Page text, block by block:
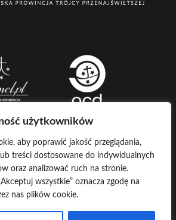
użytkowników
aby poprawić jakość przeglądania,
treści dostosowane do indywidualnych
oraz analizować ruch na stronie.
wszystkie” oznacza zgodę na
nas plików cookie.
BY
© KARMELICI BOSI LOG IN
Z ADMINISTRATOREM POCZTA